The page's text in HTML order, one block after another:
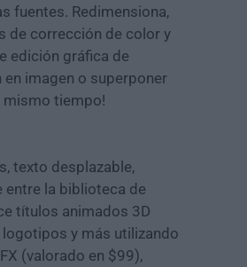
fuentes. Redimensiona,
de corrección de color y
edición gráfica de
imagen o superponer
mismo tiempo!
texto desplazable,
entre la biblioteca de
títulos animados 3D
y más utilizando
(valorado en $99),